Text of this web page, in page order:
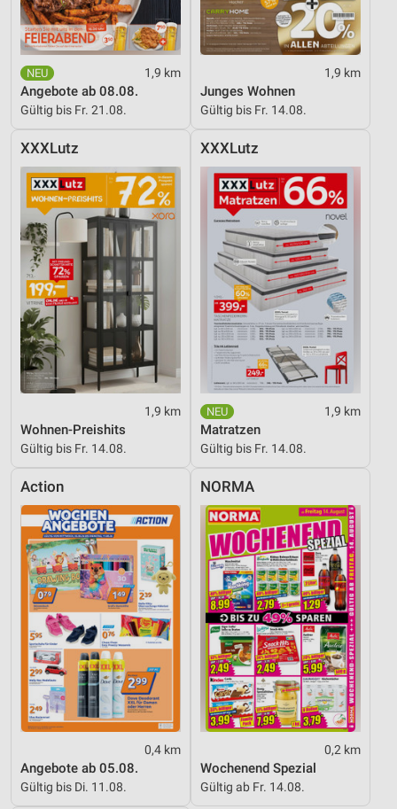
1,9 km
Angebote ab 08.08.
Gültig bis Fr. 21.08.
1,9 km
Junges Wohnen
Gültig bis Fr. 14.08.
XXXLutz
1,9 km
Wohnen-Preishits
Gültig bis Fr. 14.08.
XXXLutz
1,9 km
Matratzen
Gültig bis Fr. 14.08.
Action
0,4 km
Angebote ab 05.08.
Gültig bis Di. 11.08.
NORMA
0,2 km
Wochenend Spezial
Gültig ab Fr. 14.08.
Performance
Funktional
Werbung